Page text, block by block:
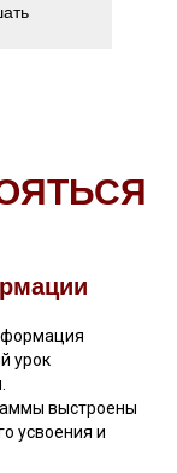
урок
выстроены
усвоения и